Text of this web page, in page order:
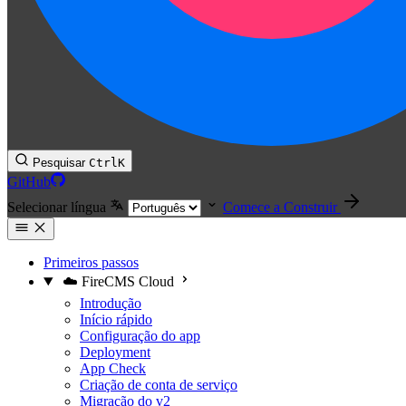
Pesquisar CtrlK
GitHub
Selecionar língua
Comece a Construir
Primeiros passos
☁️ FireCMS Cloud
Introdução
Início rápido
Configuração do app
Deployment
App Check
Criação de conta de serviço
Migração do v2